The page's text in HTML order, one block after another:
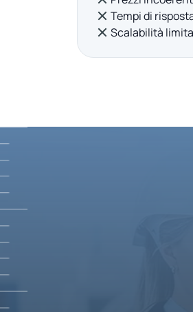
Tempi di
Scalabilità